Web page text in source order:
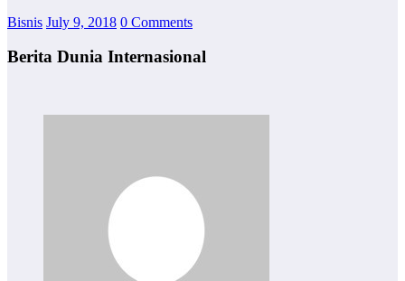
Bisnis July 9, 2018 0 Comments
Berita Dunia Internasional